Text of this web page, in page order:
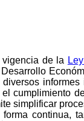
de la
cumplimiento
simplificar
continua,